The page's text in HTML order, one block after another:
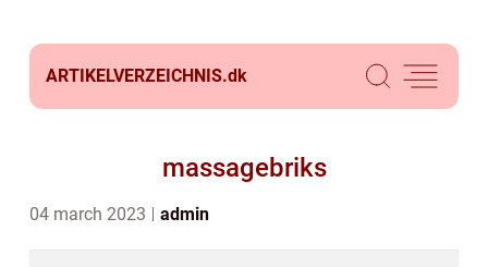
ARTIKELVERZEICHNIS.dk
massagebriks
04 march 2023 admin